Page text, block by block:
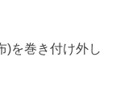
)を巻き付け外し